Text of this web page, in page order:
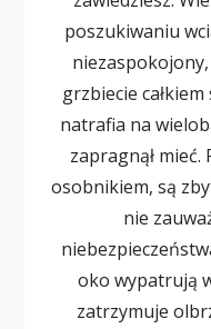
poszukiwaniu
grzbiecie
natrafia na
zapragnął mieć.
osobnikiem, są
nie
oko wypatrują
zatrzymuje